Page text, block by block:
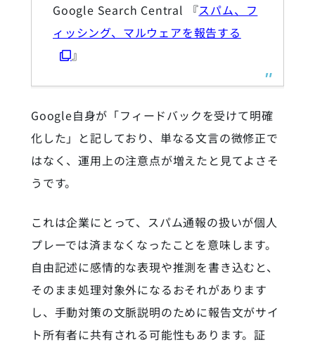
Google Search Central 『スパム、フ
ィッシング、マルウェアを報告する
』
Google自身が「フィードバックを受けて明確
化した」と記しており、単なる文言の微修正で
はなく、運用上の注意点が増えたと見てよさそ
うです。
これは企業にとって、スパム通報の扱いが個人
プレーでは済まなくなったことを意味します。
自由記述に感情的な表現や推測を書き込むと、
そのまま処理対象外になるおそれがあります
し、手動対策の文脈説明のために報告文がサイ
ト所有者に共有される可能性もあります。証